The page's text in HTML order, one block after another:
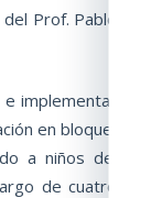
Prof. Pablo
implementar
en bloque,
a niños del
de cuatro